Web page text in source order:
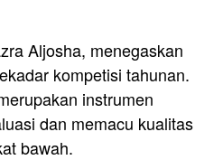
Aljosha, menegaskan
kompetisi tahunan.
instrumen
dan memacu kualitas
bawah.